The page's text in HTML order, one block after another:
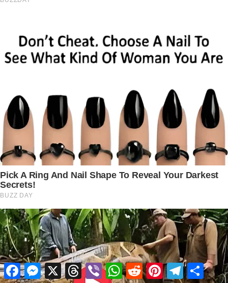
FacebookMessenger
X ThreadsViberWhatsApp
RedditPinterestTelegram
Share